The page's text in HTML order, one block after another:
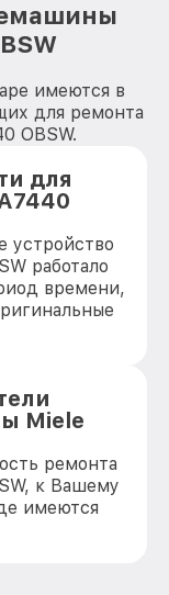
имеются в
для ремонта
OBSW.
для
устройство
работало
времени,
Miele
ремонта
к Вашему
имеются